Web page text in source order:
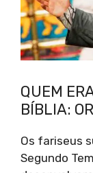
QUEM
BÍBLIA:
Os fariseus
Segundo